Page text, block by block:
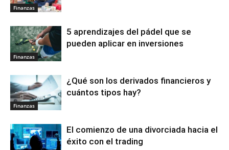
Finanzas
Finanzas
5 aprendizajes del pádel que se
pueden aplicar en inversiones
Finanzas
¿Qué son los derivados financieros y
cuántos tipos hay?
El comienzo de una divorciada hacia el
éxito con el trading